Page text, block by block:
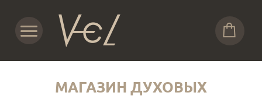
МАГАЗИН ДУХОВЫХ